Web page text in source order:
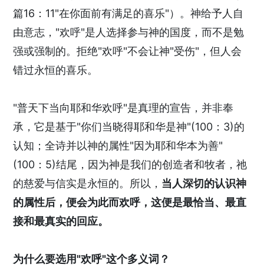
篇16：11"在你面前有满足的喜乐"）。神给予人自
由意志，"欢呼"是人选择参与神的国度，而不是勉
强或强制的。拒绝"欢呼"不会让神"受伤"，但人会
错过永恒的喜乐。
"普天下当向耶和华欢呼"是真理的宣告，并非奉
承，它是基于"你们当晓得耶和华是神"(100：3)的
认知；全诗并以神的属性"因为耶和华本为善"
(100：5)结尾，因为神是我们的创造者和牧者，祂
的慈爱与信实是永恒的。所以， 当人深切的认识神
的属性后，便会为此而欢呼，这便是最恰当、最直
接和最真实的回应。
为什么要选用"欢呼"这个多义词？